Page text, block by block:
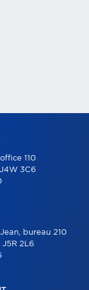
110
3C6
bureau 210
J5R 2L6